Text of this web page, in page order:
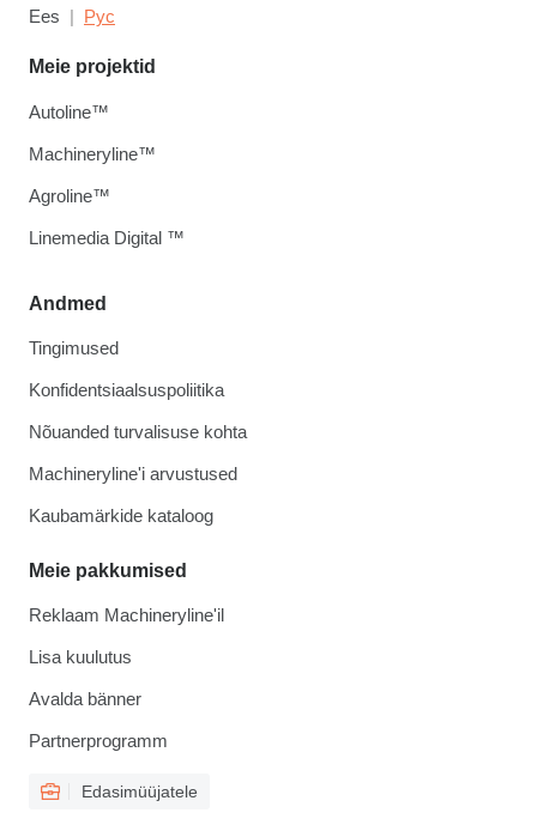
Ees Рус
Andmed
Tingimused
Konfidentsiaalsuspoliitika
Nõuanded turvalisuse kohta
Machineryline'i arvustused
Kaubamärkide kataloog
Meie pakkumised
Reklaam Machineryline'il
Lisa kuulutus
Avalda bänner
Partnerprogramm
Edasimüüjatele
Meie projektid
Autoline™
Machineryline™
Agroline™
Linemedia Digital ™